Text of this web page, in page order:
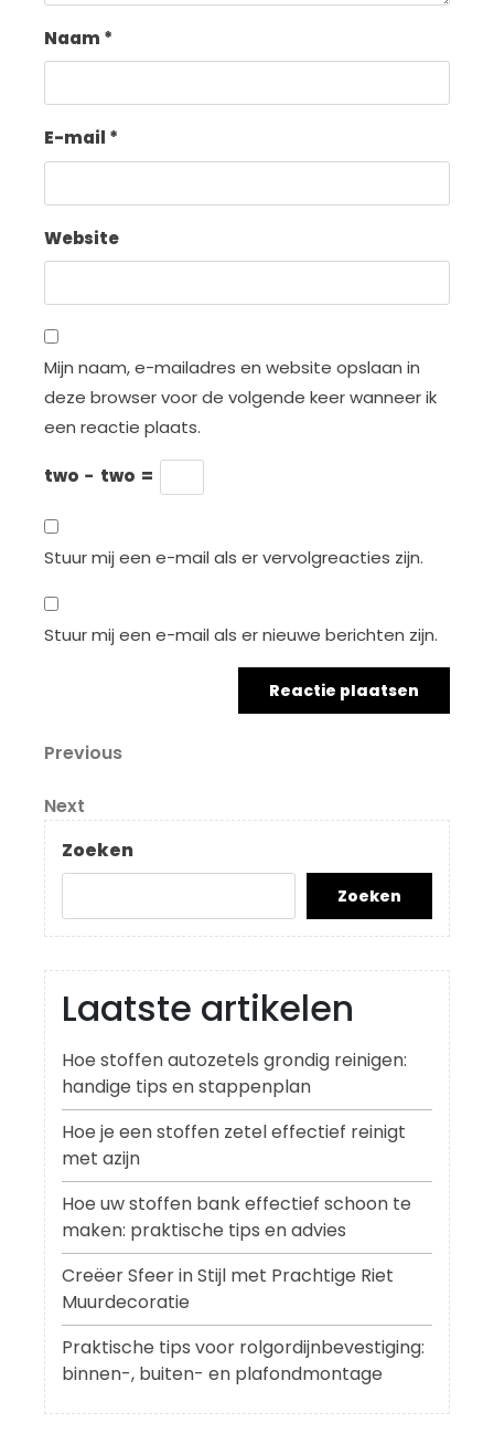
Naam *
E-mail *
Website
Mijn naam, e-mailadres en website opslaan in
deze browser voor de volgende keer wanneer ik
een reactie plaats.
two − two =
Stuur mij een e-mail als er vervolgreacties zijn.
Stuur mij een e-mail als er nieuwe berichten zijn.
Berichtnavigatie
Previous
Previous
Next
Post
Next
Zoeken
Zoeken
Laatste artikelen
Hoe stoffen autozetels grondig reinigen:
handige tips en stappenplan
Hoe je een stoffen zetel effectief reinigt
met azijn
Hoe uw stoffen bank effectief schoon te
maken: praktische tips en advies
Creëer Sfeer in Stijl met Prachtige Riet
Muurdecoratie
Praktische tips voor rolgordijnbevestiging:
binnen-, buiten- en plafondmontage